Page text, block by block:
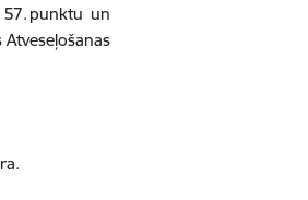
57. punktu un